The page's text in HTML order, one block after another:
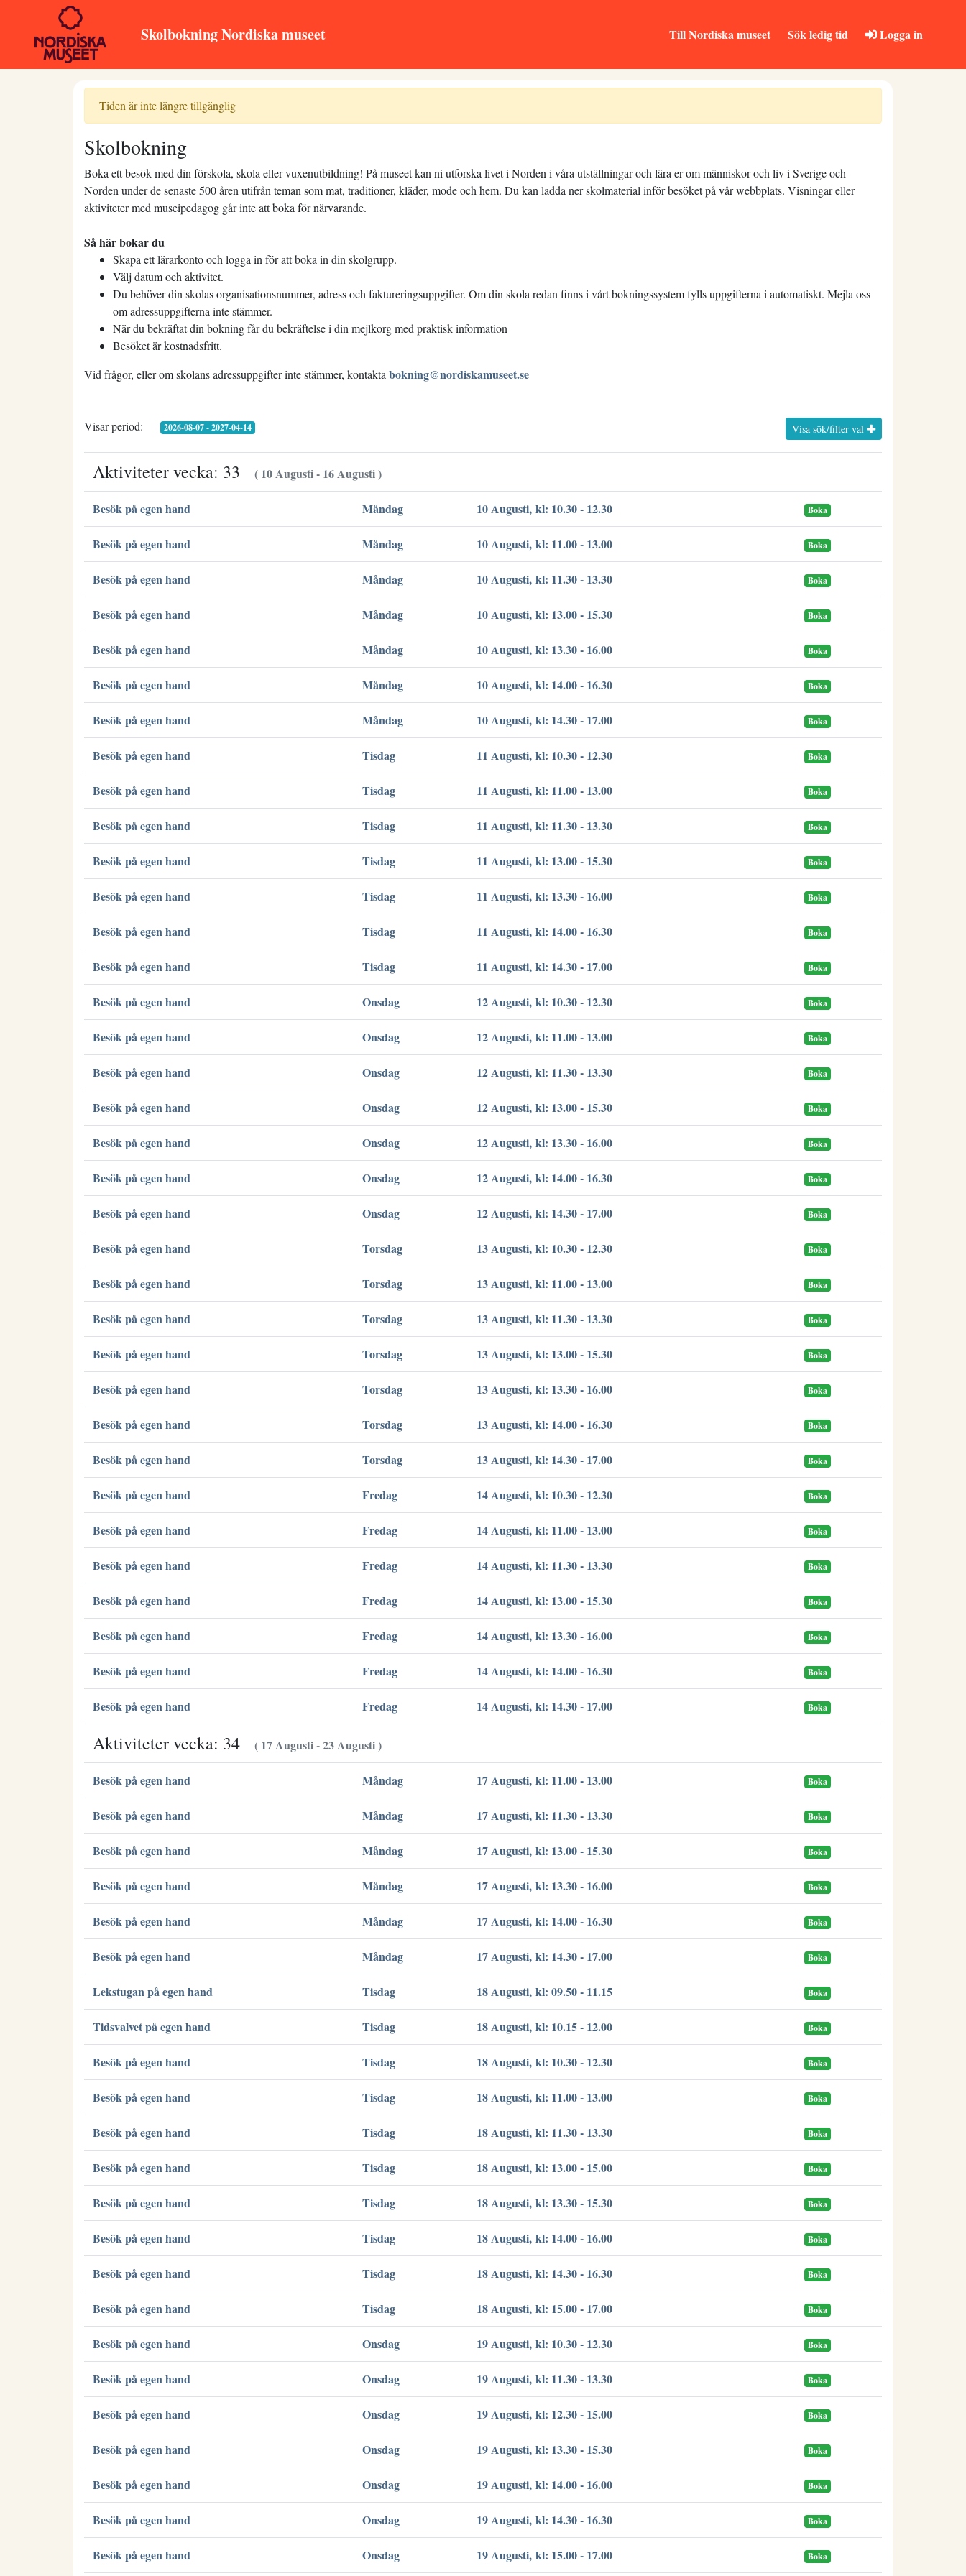
Skolbokning Nordiska museet Till Nordiska museet Sök ledig tid Logga in
Tiden är inte längre tillgänglig
Skolbokning
Boka ett besök med din förskola, skola eller vuxenutbildning! På museet kan ni utforska livet i Norden i våra utställningar och lära er om människor och liv i Sverige och
Norden under de senaste 500 åren utifrån teman som mat, traditioner, kläder, mode och hem. Du kan ladda ner skolmaterial inför besöket på vår webbplats. Visningar eller
aktiviteter med museipedagog går inte att boka för närvarande.
Så här bokar du
Skapa ett lärarkonto och logga in för att boka in din skolgrupp.
Välj datum och aktivitet.
Du behöver din skolas organisationsnummer, adress och faktureringsuppgifter. Om din skola redan finns i vårt bokningssystem fylls uppgifterna i automatiskt. Mejla oss
om adressuppgifterna inte stämmer.
När du bekräftat din bokning får du bekräftelse i din mejlkorg med praktisk information
Besöket är kostnadsfritt.
Vid frågor, eller om skolans adressuppgifter inte stämmer, kontakta bokning@nordiskamuseet.se
Visa sök/filter val
Visar period: 2026-08-07 - 2027-04-14
Aktiviteter vecka: 33 ( 10 Augusti - 16 Augusti )
Besök på egen hand Måndag 10 Augusti, kl: 10.30 - 12.30 Boka
Besök på egen hand Måndag 10 Augusti, kl: 11.00 - 13.00 Boka
Besök på egen hand Måndag 10 Augusti, kl: 11.30 - 13.30 Boka
Besök på egen hand Måndag 10 Augusti, kl: 13.00 - 15.30 Boka
Besök på egen hand Måndag 10 Augusti, kl: 13.30 - 16.00 Boka
Besök på egen hand Måndag 10 Augusti, kl: 14.00 - 16.30 Boka
Besök på egen hand Måndag 10 Augusti, kl: 14.30 - 17.00 Boka
Besök på egen hand Tisdag 11 Augusti, kl: 10.30 - 12.30 Boka
Besök på egen hand Tisdag 11 Augusti, kl: 11.00 - 13.00 Boka
Besök på egen hand Tisdag 11 Augusti, kl: 11.30 - 13.30 Boka
Besök på egen hand Tisdag 11 Augusti, kl: 13.00 - 15.30 Boka
Besök på egen hand Tisdag 11 Augusti, kl: 13.30 - 16.00 Boka
Besök på egen hand Tisdag 11 Augusti, kl: 14.00 - 16.30 Boka
Besök på egen hand Tisdag 11 Augusti, kl: 14.30 - 17.00 Boka
Besök på egen hand Onsdag 12 Augusti, kl: 10.30 - 12.30 Boka
Besök på egen hand Onsdag 12 Augusti, kl: 11.00 - 13.00 Boka
Besök på egen hand Onsdag 12 Augusti, kl: 11.30 - 13.30 Boka
Besök på egen hand Onsdag 12 Augusti, kl: 13.00 - 15.30 Boka
Besök på egen hand Onsdag 12 Augusti, kl: 13.30 - 16.00 Boka
Besök på egen hand Onsdag 12 Augusti, kl: 14.00 - 16.30 Boka
Besök på egen hand Onsdag 12 Augusti, kl: 14.30 - 17.00 Boka
Besök på egen hand Torsdag 13 Augusti, kl: 10.30 - 12.30 Boka
Besök på egen hand Torsdag 13 Augusti, kl: 11.00 - 13.00 Boka
Besök på egen hand Torsdag 13 Augusti, kl: 11.30 - 13.30 Boka
Besök på egen hand Torsdag 13 Augusti, kl: 13.00 - 15.30 Boka
Besök på egen hand Torsdag 13 Augusti, kl: 13.30 - 16.00 Boka
Besök på egen hand Torsdag 13 Augusti, kl: 14.00 - 16.30 Boka
Besök på egen hand Torsdag 13 Augusti, kl: 14.30 - 17.00 Boka
Besök på egen hand Fredag 14 Augusti, kl: 10.30 - 12.30 Boka
Besök på egen hand Fredag 14 Augusti, kl: 11.00 - 13.00 Boka
Besök på egen hand Fredag 14 Augusti, kl: 11.30 - 13.30 Boka
Besök på egen hand Fredag 14 Augusti, kl: 13.00 - 15.30 Boka
Besök på egen hand Fredag 14 Augusti, kl: 13.30 - 16.00 Boka
Besök på egen hand Fredag 14 Augusti, kl: 14.00 - 16.30 Boka
Besök på egen hand Fredag 14 Augusti, kl: 14.30 - 17.00 Boka
Aktiviteter vecka: 34 ( 17 Augusti - 23 Augusti )
Besök på egen hand Måndag 17 Augusti, kl: 11.00 - 13.00 Boka
Besök på egen hand Måndag 17 Augusti, kl: 11.30 - 13.30 Boka
Besök på egen hand Måndag 17 Augusti, kl: 13.00 - 15.30 Boka
Besök på egen hand Måndag 17 Augusti, kl: 13.30 - 16.00 Boka
Besök på egen hand Måndag 17 Augusti, kl: 14.00 - 16.30 Boka
Besök på egen hand Måndag 17 Augusti, kl: 14.30 - 17.00 Boka
Lekstugan på egen hand Tisdag 18 Augusti, kl: 09.50 - 11.15 Boka
Tidsvalvet på egen hand Tisdag 18 Augusti, kl: 10.15 - 12.00 Boka
Besök på egen hand Tisdag 18 Augusti, kl: 10.30 - 12.30 Boka
Besök på egen hand Tisdag 18 Augusti, kl: 11.00 - 13.00 Boka
Besök på egen hand Tisdag 18 Augusti, kl: 11.30 - 13.30 Boka
Besök på egen hand Tisdag 18 Augusti, kl: 13.00 - 15.00 Boka
Besök på egen hand Tisdag 18 Augusti, kl: 13.30 - 15.30 Boka
Besök på egen hand Tisdag 18 Augusti, kl: 14.00 - 16.00 Boka
Besök på egen hand Tisdag 18 Augusti, kl: 14.30 - 16.30 Boka
Besök på egen hand Tisdag 18 Augusti, kl: 15.00 - 17.00 Boka
Besök på egen hand Onsdag 19 Augusti, kl: 10.30 - 12.30 Boka
Besök på egen hand Onsdag 19 Augusti, kl: 11.30 - 13.30 Boka
Besök på egen hand Onsdag 19 Augusti, kl: 12.30 - 15.00 Boka
Besök på egen hand Onsdag 19 Augusti, kl: 13.30 - 15.30 Boka
Besök på egen hand Onsdag 19 Augusti, kl: 14.00 - 16.00 Boka
Besök på egen hand Onsdag 19 Augusti, kl: 14.30 - 16.30 Boka
Besök på egen hand Onsdag 19 Augusti, kl: 15.00 - 17.00 Boka